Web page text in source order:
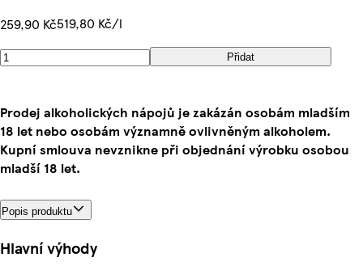
259,90 Kč519,80 Kč/l
Přidat
Prodej alkoholických nápojů je zakázán osobám mladším
18 let nebo osobám významně ovlivněným alkoholem.
Kupní smlouva nevznikne při objednání výrobku osobou
mladší 18 let.
Popis produktu
Hlavní výhody